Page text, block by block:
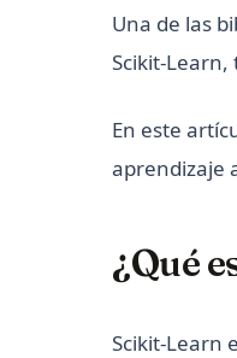
Una de las
Scikit-
En este
aprendizaje
¿Qué
Scikit-Learn